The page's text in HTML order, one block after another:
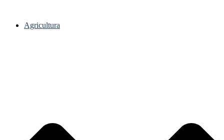
Agricultura